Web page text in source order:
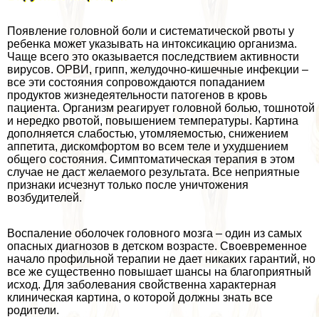
Появление головной боли и систематической рвоты у
ребенка может указывать на интоксикацию организма.
Чаще всего это оказывается последствием активности
вирусов. ОРВИ, грипп, желудочно-кишечные инфекции –
все эти состояния сопровождаются попаданием
продуктов жизнедеятельности патогенов в кровь
пациента. Организм реагирует головной болью, тошнотой
и нередко рвотой, повышением температуры. Картина
дополняется слабостью, утомляемостью, снижением
аппетита, дискомфортом во всем теле и ухудшением
общего состояния. Симптоматическая терапия в этом
случае не даст желаемого результата. Все неприятные
признаки исчезнут только после уничтожения
возбудителей.
Воспаление оболочек головного мозга – один из самых
опасных диагнозов в детском возрасте. Своевременное
начало профильной терапии не дает никаких гарантий, но
все же существенно повышает шансы на благоприятный
исход. Для заболевания свойственна хаpaктерная
клиническая картина, о которой должны знать все
родители.